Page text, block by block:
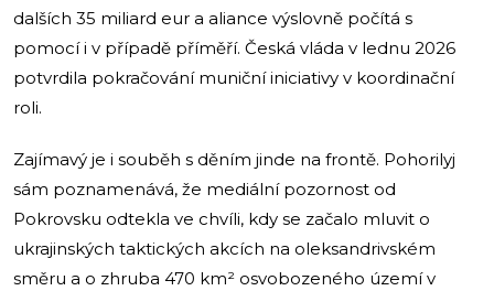
dalších 35 miliard eur a aliance výslovně počítá s
pomocí i v případě příměří. Česká vláda v lednu 2026
potvrdila pokračování muniční iniciativy v koordinační
roli.
Zajímavý je i souběh s děním jinde na frontě. Pohorilyj
sám poznamenává, že mediální pozornost od
Pokrovsku odtekla ve chvíli, kdy se začalo mluvit o
ukrajinských taktických akcích na oleksandrivském
směru a o zhruba 470 km² osvobozeného území v